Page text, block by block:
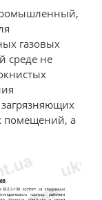
газовых
среде не
помещений, а